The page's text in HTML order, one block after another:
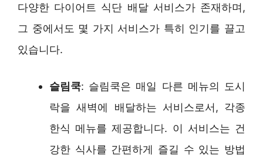
다양한 다이어트 식단 배달 서비스가 존재하며,
그 중에서도 몇 가지 서비스가 특히 인기를 끌고
있습니다.
슬림쿡: 슬림쿡은 매일 다른 메뉴의 도시
락을 새벽에 배달하는 서비스로서, 각종
한식 메뉴를 제공합니다. 이 서비스는 건
강한 식사를 간편하게 즐길 수 있는 방법